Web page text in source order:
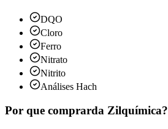
DQO
Cloro
Ferro
Nitrato
Nitrito
Análises Hach
Por que comprarda Zilquímica?